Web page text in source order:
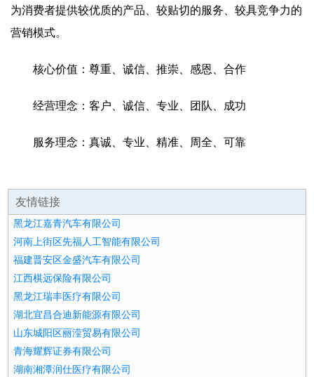
为消费者提供较优质的产品、较贴切的服务、较具竞争力的
营销模式。
核心价值：尊重、诚信、推崇、感恩、合作
经营理念：客户、诚信、专业、团队、成功
服务理念：真诚、专业、精准、周全、可靠
友情链接
黑龙江嘉青汽车有限公司
河南上街区先福人工智能有限公司
福建晋安区金盛汽车有限公司
江西棋远保险有限公司
黑龙江瑞丰医疗有限公司
湖北宜昌合迪新能源有限公司
山东城阳区丽滢贸易有限公司
青海耀辉证券有限公司
湖南湘潭润仕医疗有限公司